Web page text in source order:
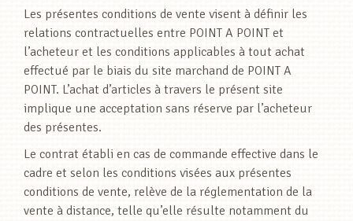
Les présentes conditions de vente visent à définir les
relations contractuelles entre POINT A POINT et
l’acheteur et les conditions applicables à tout achat
effectué par le biais du site marchand de POINT A
POINT. L’achat d’articles à travers le présent site
implique une acceptation sans réserve par l’acheteur
des présentes.
Le contrat établi en cas de commande effective dans le
cadre et selon les conditions visées aux présentes
conditions de vente, relève de la réglementation de la
vente à distance, telle qu’elle résulte notamment du